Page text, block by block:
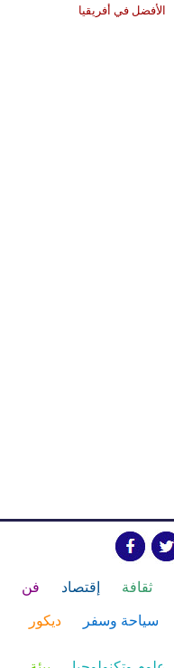
الأفضل في أفريقيا
ثقافة إقتصاد فن
سياحة وسفر ديكور